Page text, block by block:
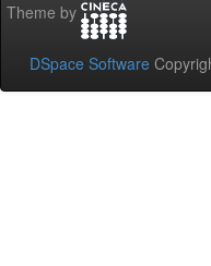
Theme by
DSpace Software